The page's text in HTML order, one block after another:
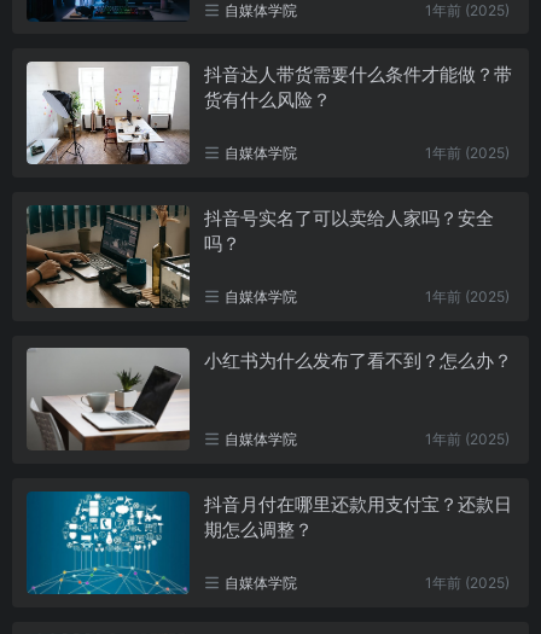
自媒体学院 1年前 (2025)
抖音达人带货需要什么条件才能做？带
货有什么风险？
自媒体学院 1年前 (2025)
抖音号实名了可以卖给人家吗？安全
吗？
自媒体学院 1年前 (2025)
小红书为什么发布了看不到？怎么办？
自媒体学院 1年前 (2025)
抖音月付在哪里还款用支付宝？还款日
期怎么调整？
自媒体学院 1年前 (2025)